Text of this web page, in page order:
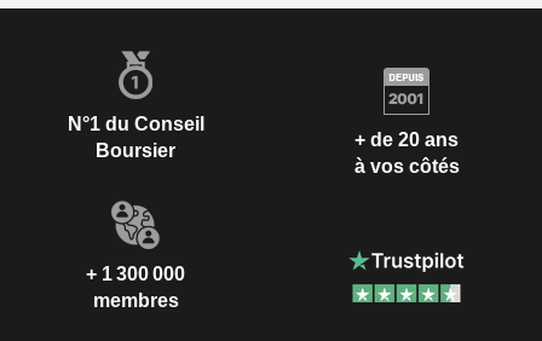
N°1 du Conseil
Boursier
+ de 20 ans
à vos côtés
+ 1 300 000
membres